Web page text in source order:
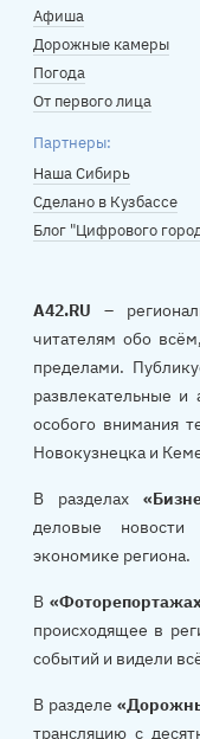
Афиша
Дорожные камеры
Погода
От первого лица
Партнеры:
Наша Сибирь
Сделано в Кузбассе
Блог "Цифрового
A42.RU –
читателям обо
пределами.
развлекательные
особого внимания
Новокузнецка и
В разделах
деловые
экономике региона.
В
происходящее в
событий и видели
В разделе
трансляцию с